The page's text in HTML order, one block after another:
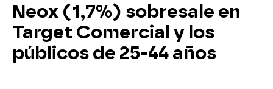
Neox (1,7%) sobresale en
Target Comercial y los
públicos de 25-44 años